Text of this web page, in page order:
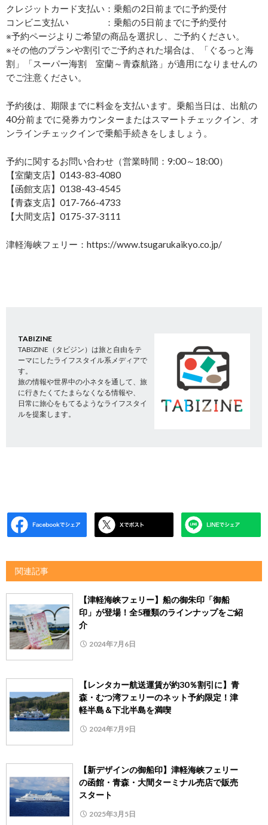
クレジットカード支払い：乗船の2日前までに予約受付
コンビニ支払い ：乗船の5日前までに予約受付
※予約ページよりご希望の商品を選択し、ご予約ください。
※その他のプランや割引でご予約された場合は、「ぐるっと海
割」「スーパー海割 室蘭～青森航路」が適用になりませんの
でご注意ください。
予約後は、期限までに料金を支払います。乗船当日は、出航の
40分前までに発券カウンターまたはスマートチェックイン、オ
ンラインチェックインで乗船手続きをしましょう。
予約に関するお問い合わせ（営業時間：9:00～18:00）
【室蘭支店】0143-83-4080
【函館支店】0138-43-4545
【青森支店】017-766-4733
【大間支店】0175-37-3111
津軽海峡フェリー：https://www.tsugarukaikyo.co.jp/
TABIZINE
TABIZINE（タビジン）は旅と自由をテ
ーマにしたライフスタイル系メディアで
す。
旅の情報や世界中の小ネタを通して、旅
に行きたくてたまらなくなる情報や、
日常に旅心をもてるようなライフスタイ
ルを提案します。
関連記事
【津軽海峡フェリー】船の御朱印「御船
印」が登場！全5種類のラインナップをご紹
介
2024年7月6日
【レンタカー航送運賃が約30％割引に】青
森・むつ湾フェリーのネット予約限定！津
軽半島＆下北半島を満喫
2024年7月9日
【新デザインの御船印】津軽海峡フェリー
の函館・青森・大間ターミナル売店で販売
スタート
2025年3月5日